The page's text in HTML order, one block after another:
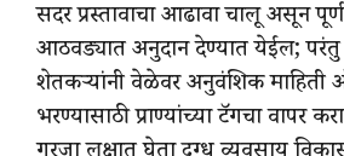
सदर प्रस्तावाचा आढावा चालू असून
आठवड्यात अनुदान देण्यात येईल; परंतु
शेतकऱ्यांनी वेळेवर अनुवंशिक माहिती
भरण्यासाठी प्राण्यांच्या टॅगचा वापर